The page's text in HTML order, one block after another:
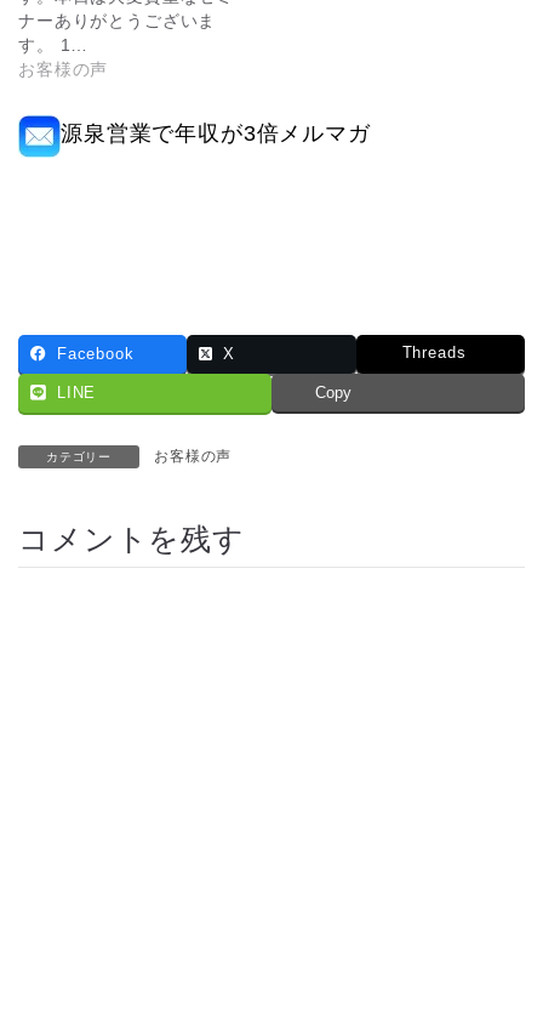
ナーありがとうございま
す。 1…
お客様の声
源泉営業で年収が3倍メルマガ
Facebook X Threads
LINE Copy
カテゴリー お客様の声
コメントを残す